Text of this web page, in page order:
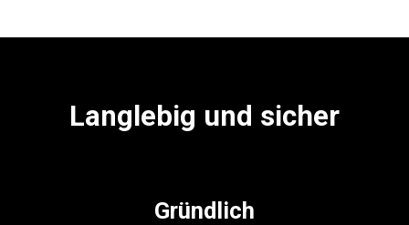
Langlebig und sicher
Gründlich